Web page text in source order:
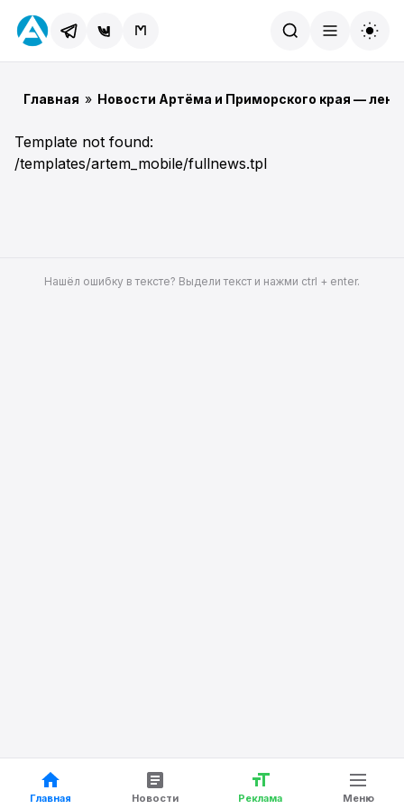
Главная » Новости Артёма и Приморского края —
Template not found:
/templates/artem_mobile/fullnews.tpl
Главная Новости Реклама Меню
Нашёл ошибку в тексте? Выдели текст и нажми ctrl + enter.